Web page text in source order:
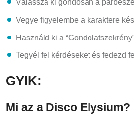
Válassza ki gondosan a
Vegye figyelembe a karaktere
Használd ki a
Tegyél fel kérdéseket és fedezd
GYIK:
Mi az a Disco Elysium?